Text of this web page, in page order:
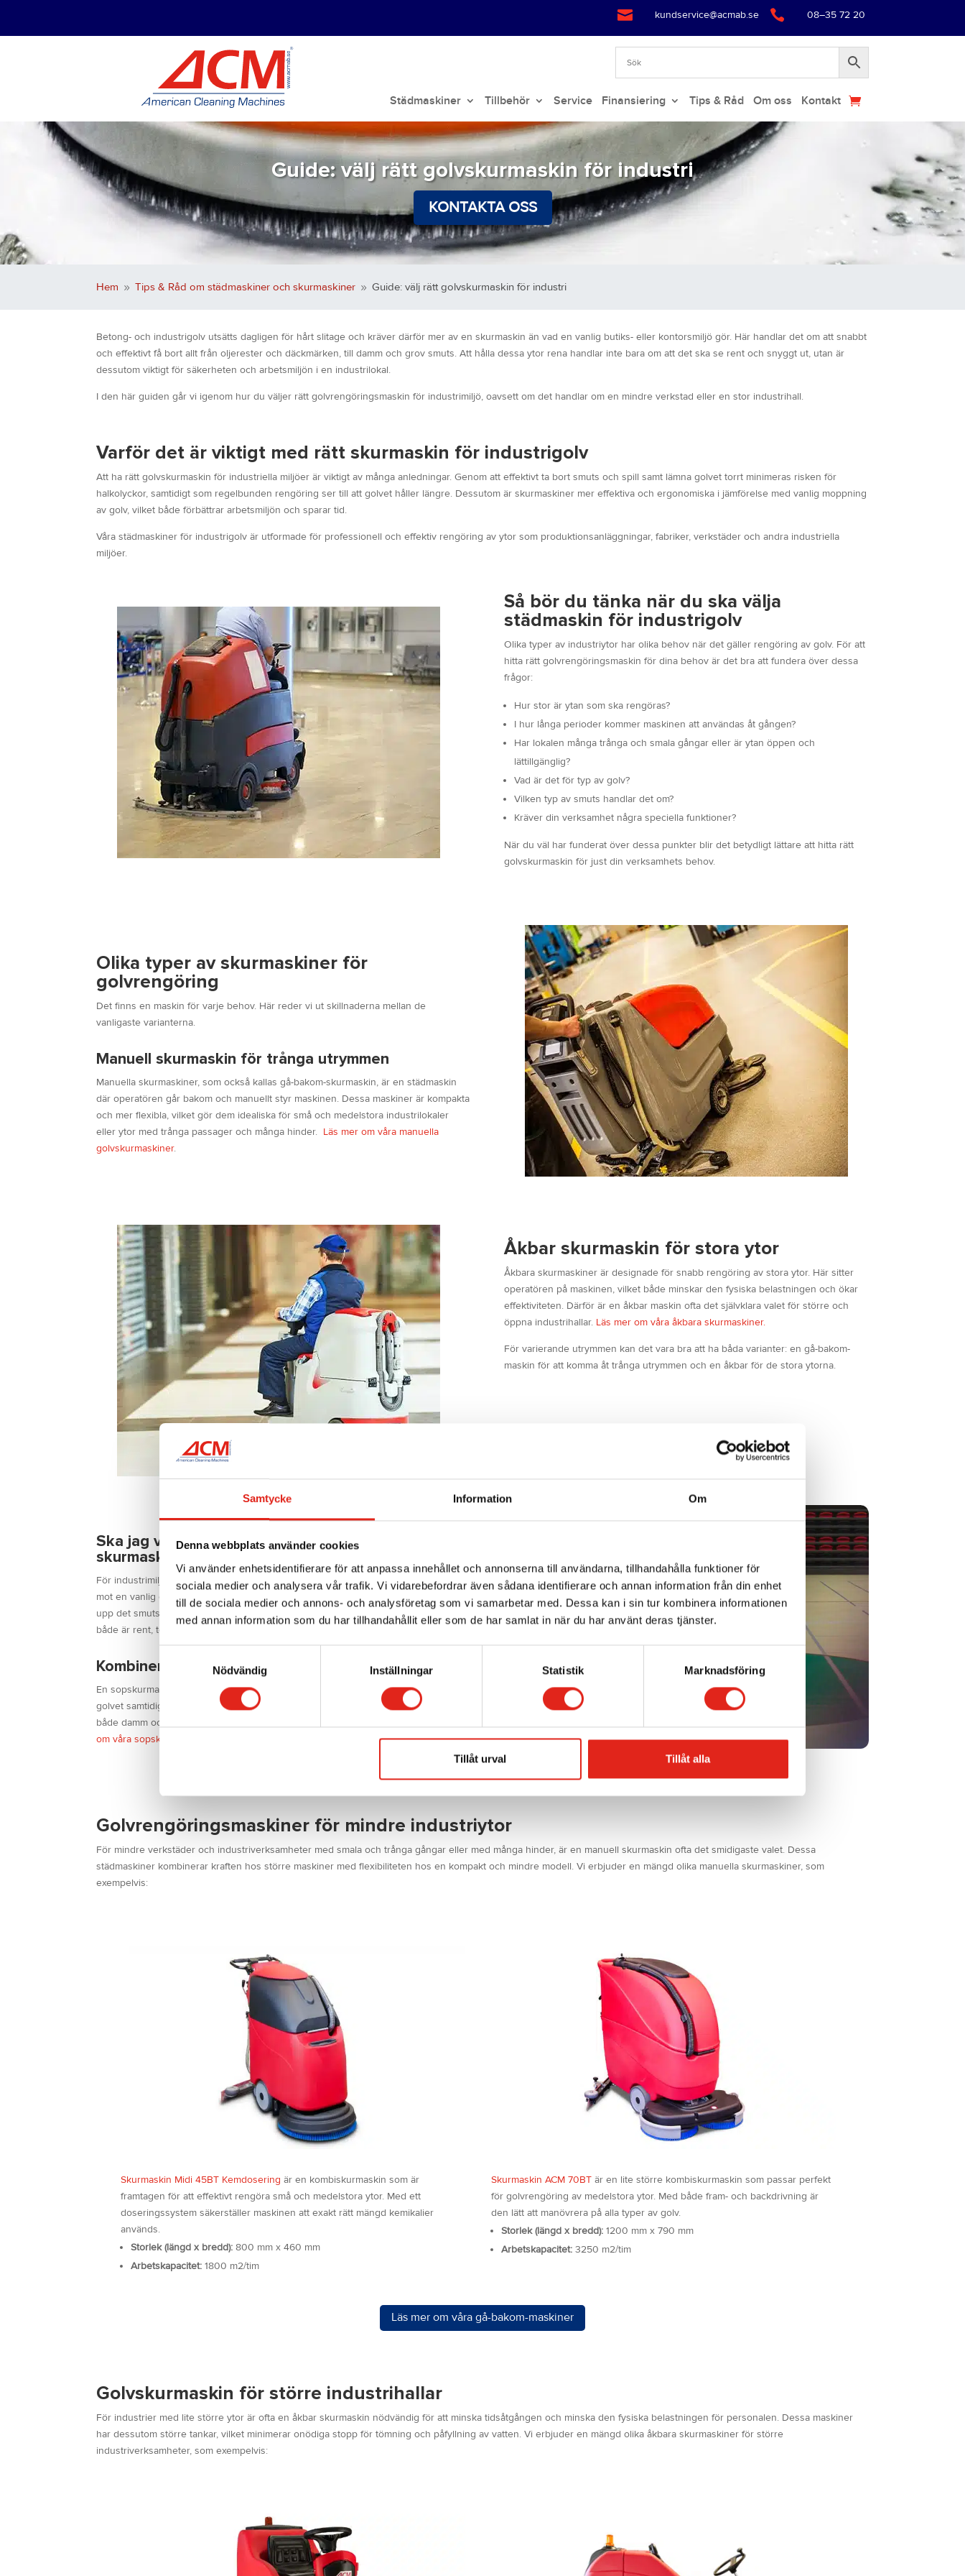
Samtycke Information Om
Denna webbplats använder cookies
Vi använder enhetsidentifierare för att anpassa innehållet och annonserna till användarna, tillhandahålla funktioner för
sociala medier och analysera vår trafik. Vi vidarebefordrar även sådana identifierare och annan information från din enhet
till de sociala medier och annons- och analysföretag som vi samarbetar med. Dessa kan i sin tur kombinera informationen
med annan information som du har tillhandahållit eller som de har samlat in när du har använt deras tjänster.
Nödvändig
Inställningar Statistik Marknadsföring
Tillåt urval Tillåt alla
 kundservice@acmab.se  08–35 72 20
Städmaskiner Tillbehör Service Finansiering Tips & Råd Om oss Kontakt
Guide: välj rätt golvskurmaskin för industri
KONTAKTA OSS
Hem 9 Tips & Råd om städmaskiner och skurmaskiner 9 Guide: välj rätt golvskurmaskin för industri
Betong- och industrigolv utsätts dagligen för hårt slitage och kräver därför mer av en skurmaskin än vad en vanlig butiks- eller kontorsmiljö gör. Här handlar det om att snabbt
och effektivt få bort allt från oljerester och däckmärken, till damm och grov smuts. Att hålla dessa ytor rena handlar inte bara om att det ska se rent och snyggt ut, utan är
dessutom viktigt för säkerheten och arbetsmiljön i en industrilokal.
I den här guiden går vi igenom hur du väljer rätt golvrengöringsmaskin för industrimiljö, oavsett om det handlar om en mindre verkstad eller en stor industrihall.
Varför det är viktigt med rätt skurmaskin för industrigolv
Att ha rätt golvskurmaskin för industriella miljöer är viktigt av många anledningar. Genom att effektivt ta bort smuts och spill samt lämna golvet torrt minimeras risken för
halkolyckor, samtidigt som regelbunden rengöring ser till att golvet håller längre. Dessutom är skurmaskiner mer effektiva och ergonomiska i jämförelse med vanlig moppning
av golv, vilket både förbättrar arbetsmiljön och sparar tid.
Våra städmaskiner för industrigolv är utformade för professionell och effektiv rengöring av ytor som produktionsanläggningar, fabriker, verkstäder och andra industriella
miljöer.
Så bör du tänka när du ska välja
städmaskin för industrigolv
Olika typer av industriytor har olika behov när det gäller rengöring av golv. För att
hitta rätt golvrengöringsmaskin för dina behov är det bra att fundera över dessa
frågor:
Hur stor är ytan som ska rengöras?
I hur långa perioder kommer maskinen att användas åt gången?
Har lokalen många trånga och smala gångar eller är ytan öppen och
lättillgänglig?
Vad är det för typ av golv?
Vilken typ av smuts handlar det om?
Kräver din verksamhet några speciella funktioner?
När du väl har funderat över dessa punkter blir det betydligt lättare att hitta rätt
golvskurmaskin för just din verksamhets behov.
Olika typer av skurmaskiner för
golvrengöring
Det finns en maskin för varje behov. Här reder vi ut skillnaderna mellan de
vanligaste varianterna.
Manuell skurmaskin för trånga utrymmen
Manuella skurmaskiner, som också kallas gå-bakom-skurmaskin, är en städmaskin
där operatören går bakom och manuellt styr maskinen. Dessa maskiner är kompakta
och mer flexibla, vilket gör dem idealiska för små och medelstora industrilokaler
eller ytor med trånga passager och många hinder. Läs mer om våra manuella
golvskurmaskiner.
Åkbar skurmaskin för stora ytor
Åkbara skurmaskiner är designade för snabb rengöring av stora ytor. Här sitter
operatören på maskinen, vilket både minskar den fysiska belastningen och ökar
effektiviteten. Därför är en åkbar maskin ofta det självklara valet för större och
öppna industrihallar. Läs mer om våra åkbara skurmaskiner.
För varierande utrymmen kan det vara bra att ha båda varianter: en gå-bakom-
maskin för att komma åt trånga utrymmen och en åkbar för de stora ytorna.
Ska jag välja en kombiskurmaskin eller en vanlig
skurmaskin för golv?
För industrimiljöer är nästan alltid en kombiskurmaskin det bästa valet. Skillnaden
mot en vanlig golvskurmaskin är att kombimodellen både skurar golvet och suger
upp det smutsiga vattnet på en och samma gång. Den efterlämnar ett golv som
både är rent, torrt och säkert att beträda direkt efter städning.
Kombinerad sop- och skurmaskin
En sopskurmaskin sparar ett helt arbetsmoment genom att både sopa och skura
golvet samtidigt. Dessa maskiner är optimala för industrimiljöer där det förekommer
både damm och finare skräp, samtidigt som det finns behov av våttorkning.
om våra sopskurmaskiner.
Golvrengöringsmaskiner för mindre industriytor
För mindre verkstäder och industriverksamheter med smala och trånga gångar eller med många hinder, är en manuell skurmaskin ofta det smidigaste valet. Dessa
städmaskiner kombinerar kraften hos större maskiner med flexibiliteten hos en kompakt och mindre modell. Vi erbjuder en mängd olika manuella skurmaskiner, som
exempelvis:
Skurmaskin Midi 45BT Kemdosering är en kombiskurmaskin som är
framtagen för att effektivt rengöra små och medelstora ytor. Med ett
doseringssystem säkerställer maskinen att exakt rätt mängd kemikalier
används.
Storlek (längd x bredd): 800 mm x 460 mm
Arbetskapacitet: 1800 m2/tim
Skurmaskin ACM 70BT är en lite större kombiskurmaskin som passar perfekt
för golvrengöring av medelstora ytor. Med både fram- och backdrivning är
den lätt att manövrera på alla typer av golv.
Storlek (längd x bredd): 1200 mm x 790 mm
Arbetskapacitet: 3250 m2/tim
Läs mer om våra gå-bakom-maskiner
Golvskurmaskin för större industrihallar
För industrier med lite större ytor är ofta en åkbar skurmaskin nödvändig för att minska tidsåtgången och minska den fysiska belastningen för personalen. Dessa maskiner
har dessutom större tankar, vilket minimerar onödiga stopp för tömning och påfyllning av vatten. Vi erbjuder en mängd olika åkbara skurmaskiner för större
industriverksamheter, som exempelvis: